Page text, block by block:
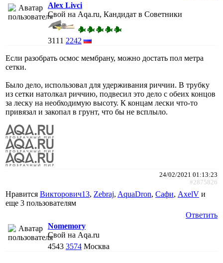
Alex Livci
Свой на Aqa.ru, Кандидат в Советники
3111 2242
Если разобрать осмос мембрану, можно достать пол метра
сетки.
Было дело, использовал для удерживания риччии. В трубку
из сетки натолкал риччию, подвесил это дело с обеих концов
за леску на необходимую высоту. К концам лески что-то
привязал и закопал в грунт, что бы не всплыло.
24/02/2021 01:13:23
#2875826
Нравится Викторович13, Zebraj, AquaDron, Сафи, AxelV и
еще 3 пользователям
Ответить
Nomemory
Свой на Aqa.ru
4543 3574 Москва